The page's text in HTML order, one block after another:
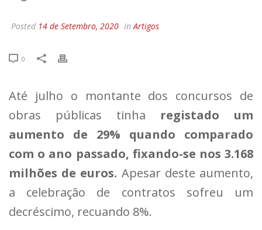
Posted 14 de Setembro, 2020 InArtigos
0
Até julho o montante dos concursos de
obras públicas tinha registado um
aumento de 29% quando comparado
com o ano passado, fixando-se nos 3.168
milhões de euros. Apesar deste aumento,
a celebração de contratos sofreu um
decréscimo, recuando 8%.